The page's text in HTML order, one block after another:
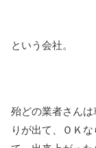
という会社。
殆どの業者さんは
りが出て、ＯＫな